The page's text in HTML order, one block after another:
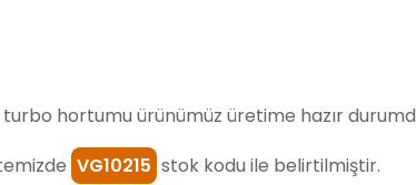
hortumu ürünümüz üretime hazır
VG10215 stok kodu ile belirtilmiştir.